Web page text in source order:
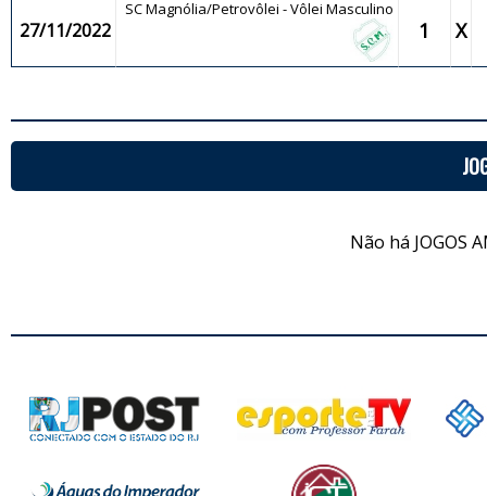
27/11/2022
SC Magnólia/Petrovôlei - Vôlei Masculino
1 X
Não há JOGOS